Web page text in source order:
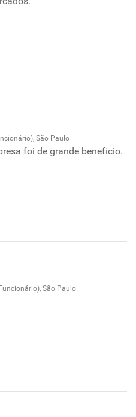
São Paulo
foi de grande benefício.
São Paulo